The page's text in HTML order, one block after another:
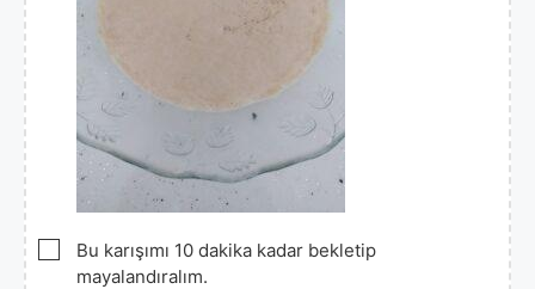
▢
Bu karışımı 10 dakika kadar bekletip
mayalandıralım.